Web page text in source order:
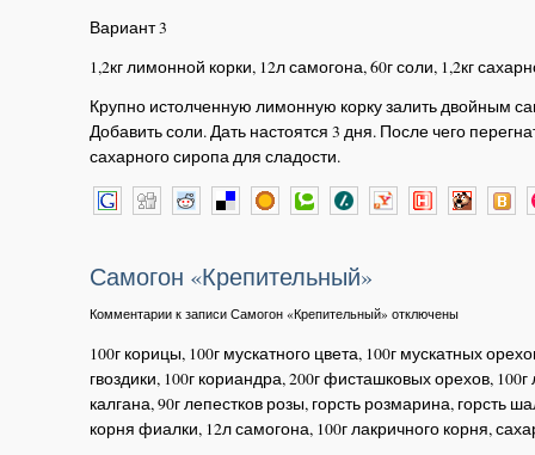
Вариант 3
1,2кг лимонной корки, 12л самогона, 60г соли, 1,2кг
Крупно истолченную лимонную корку залить двойным
Добавить соли. Дать настоятся 3 дня. После чего
сахарного сиропа для сладости.
Самогон «Крепительный»
Комментарии к записи Самогон «Крепительный» отключены
100г корицы, 100г мускатного цвета, 100г мускатных
гвоздики, 100г кориандра, 200г фисташковых орехов, 100г
калгана, 90г лепестков розы, горсть розмарина, горсть
корня фиалки, 12л самогона, 100г лакричного корня,